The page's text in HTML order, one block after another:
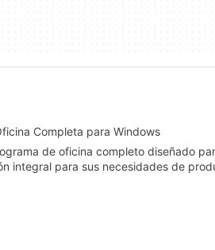
Completa para Windows
de oficina completo diseñado
integral para sus necesidades de